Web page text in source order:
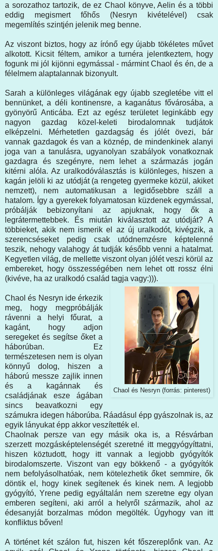
a sorozathoz tartozik, de ez Chaol könyve, Aelin és a többi
eddig megismert főhős (Nesryn kivételével) csak
megemlítés szintjén jelenik meg benne.
Az viszont biztos, hogy az írónő egy újabb tökéletes művet
alkotott. Kicsit féltem, amikor a turnéra jelentkeztem, hogy
fogunk mi jól kijönni egymással - mármint Chaol és én, de a
félelmem alaptalannak bizonyult.
Sarah a különleges világának egy újabb szegletébe vitt el
bennünket, a déli kontinensre, a kaganátus fővárosába, a
gyönyörű Anticába. Ezt az egész területet leginkább egy
nagyon gazdag közel-keleti birodalomnak tudjátok
elképzelni. Mérhetetlen gazdagság és jólét övezi, bár
vannak gazdagok és van a köznép, de mindenkinek alanyi
joga van a tanulásra, ugyanolyan szabályok vonatkoznak
gazdagra és szegényre, nem lehet a származás jogán
kitérni alóla. Az uralkodóválasztás is különleges, hiszen a
kagán jelöli ki az utódját (a rengeteg gyermeke közül, akiket
nemzett), nem automatikusan a legidősebbre száll a
hatalom. Így a gyerekek folyamatosan küzdenek egymással,
próbálják bebizonyítani az apjuknak, hogy ők a
legrátermettebbek. És miután kiválasztott az utódját? A
többieket, akik nem ismerik el az új uralkodót, kivégzik, a
szerencséseket pedig csak utódnemzésre képtelenné
teszik, nehogy valahogy át tudják később venni a hatalmat.
Kegyetlen világ, de mellette viszont olyan jólét veszi körül az
embereket, hogy összességében nem lehet ott rossz élni
(kivéve, ha az uralkodó család tagja vagy:))).
Chaol és Nesryn (forrás: pinterest)
Chaol és Nesryn ide érkezik
meg, hogy megpróbálják
rávenni a helyi főurat, a
kagánt, hogy adjon
seregeket és segítse őket a
háborúban. Ez
természetesen nem is olyan
könnyű dolog, hiszen a
háború messze zajlik innen
és a kagánnak és
családjának esze ágában
sincs beavatkozni egy
számukra idegen háborúba. Ráadásul épp gyászolnak is, az
egyik lányukat épp akkor veszítették el.
Chaolnak persze van egy másik oka is, a Résvárban
szerzett mozgásképtelenségét szeretné itt meggyógyíttatni,
hiszen köztudott, hogy itt vannak a legjobb gyógyítók
birodalomszerte. Viszont van egy bökkenő - a gyógyítók
nem befolyásolhatóak, nem kötelezhetik őket semmire, ők
döntik el, hogy kinek segítenek és kinek nem. A legjobb
gyógyító, Yrene pedig egyáltalán nem szeretne egy olyan
emberen segíteni, aki arról a helyről származik, ahol az
édesanyját borzalmas módon megölték. Úgyhogy van itt
konfliktus bőven!
A történet két szálon fut, hiszen két főszereplőnk van. Az